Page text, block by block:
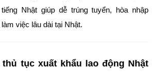
Nhật giúp dễ trúng tuyển, hòa nhập
việc lâu dài tại Nhật.
tục xuất khẩu lao động Nhật